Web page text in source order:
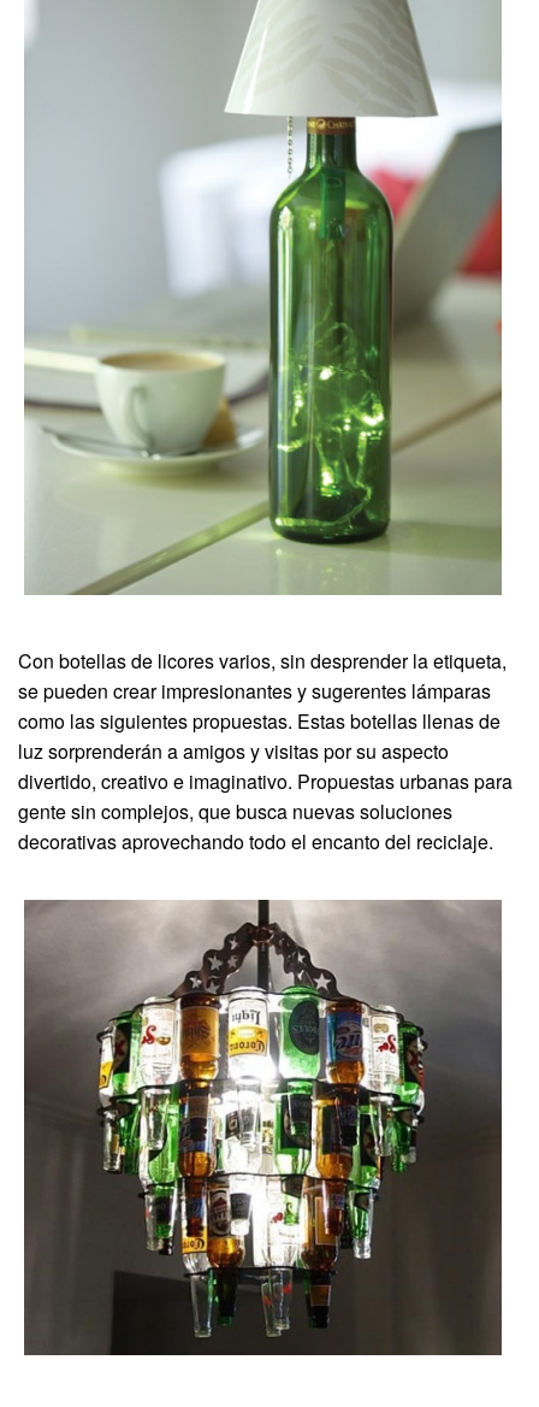
Con botellas de licores varios, sin desprender la etiqueta,
se pueden crear impresionantes y sugerentes lámparas
como las siguientes propuestas. Estas botellas llenas de
luz sorprenderán a amigos y visitas por su aspecto
divertido, creativo e imaginativo. Propuestas urbanas para
gente sin complejos, que busca nuevas soluciones
decorativas aprovechando todo el encanto del reciclaje.